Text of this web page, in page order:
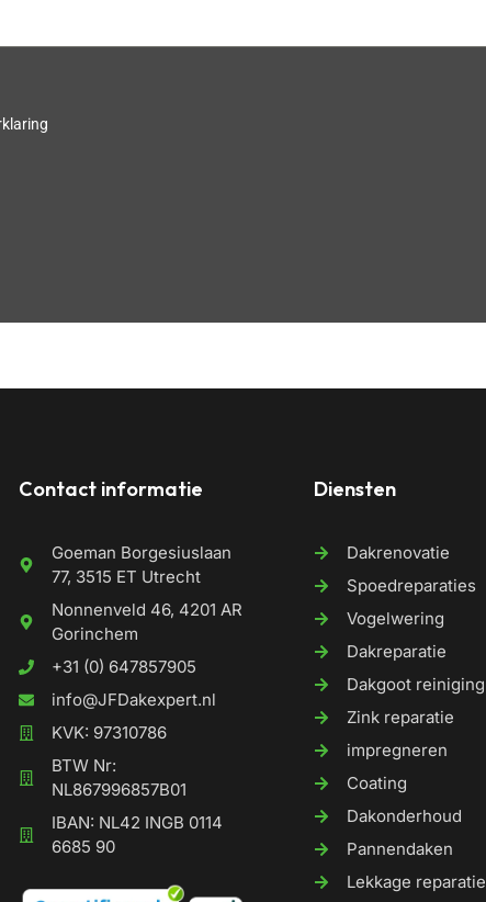
Contact informatie
Goeman Borgesiuslaan
77, 3515 ET Utrecht
Nonnenveld 46, 4201 AR
Gorinchem
+31 (0) 647857905
info@JFDakexpert.nl
KVK: 97310786
BTW Nr:
NL867996857B01
IBAN: NL42 INGB 0114
6685 90
Diensten
Dakrenovatie
Spoedreparaties
Vogelwering
Dakreparatie
Dakgoot reiniging
Zink reparatie
impregneren
Coating
Dakonderhoud
Pannendaken
Lekkage reparatie